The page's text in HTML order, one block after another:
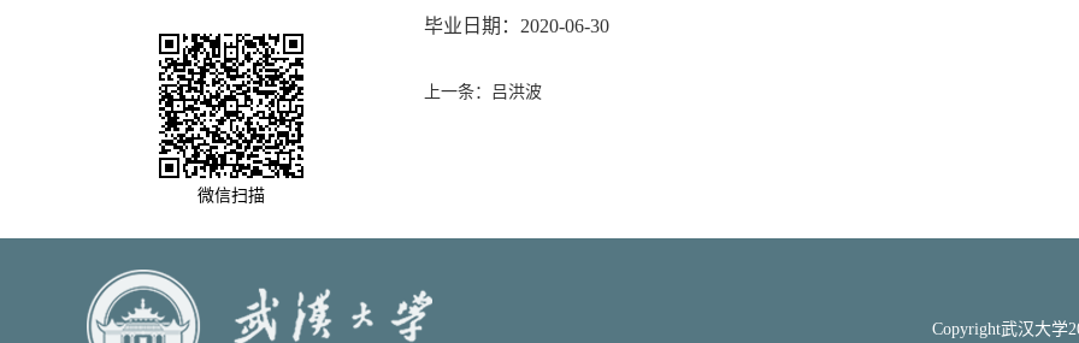
微信扫描
毕业日期：2020-06-30
上一条：吕洪波
Copyright武汉大